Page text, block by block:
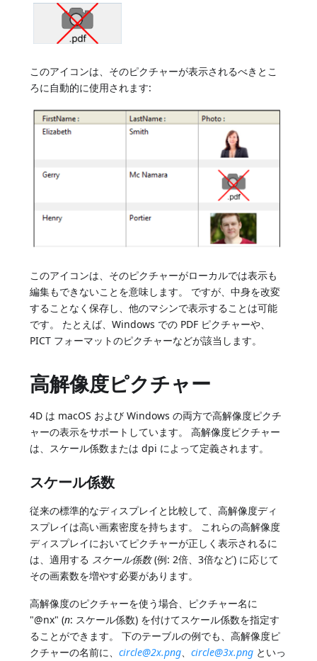
このアイコンは、そのピクチャーが表示されるべきとこ
ろに自動的に使用されます:
このアイコンは、そのピクチャーがローカルでは表示も
編集もできないことを意味します。 ですが、中身を改変
することなく保存し、他のマシンで表示することは可能
です。 たとえば、Windows での PDF ピクチャーや、
PICT フォーマットのピクチャーなどが該当します。
高解像度ピクチャー
4D は macOS および Windows の両方で高解像度ピクチ
ャーの表示をサポートしています。 高解像度ピクチャー
は、スケール係数または dpi によって定義されます。
スケール係数
従来の標準的なディスプレイと比較して、高解像度ディ
スプレイは高い画素密度を持ちます。 これらの高解像度
ディスプレイにおいてピクチャーが正しく表示されるに
は、適用する スケール係数(例: 2倍、3倍など) に応じて
その画素数を増やす必要があります。
高解像度のピクチャーを使う場合、ピクチャー名に
"@nx" (n: スケール係数) を付けてスケール係数を指定す
ることができます。 下のテーブルの例でも、高解像度ピ
クチャーの名前に、circle@2x.png、circle@3x.png といっ